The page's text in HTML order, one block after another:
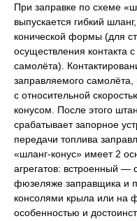
При заправке по схеме
выпускается гибкий
конической формы (для
осуществления контакта
самолёта).
заправляемого
с относительной
конусом. После этого
срабатывает запорное
передачи топлива
«шланг-конус» имеет 2
агрегатов: встроенный
фюзеляже заправщика и
консолями крыла или на
особенностью и